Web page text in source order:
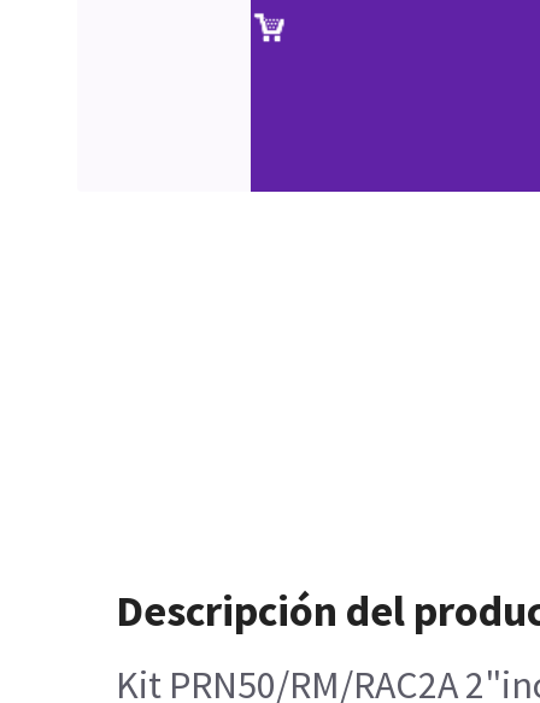
Descripción del
Kit PRN50/RM/RAC2A